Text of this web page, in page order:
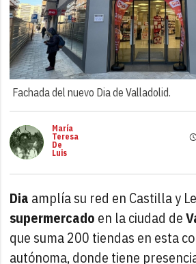
Fachada del nuevo Dia de Valladolid.
María
Teresa
De
Luis
Dia amplía su red en Castilla y
supermercado en la ciudad de
que suma 200 tiendas en esta
autónoma, donde tiene